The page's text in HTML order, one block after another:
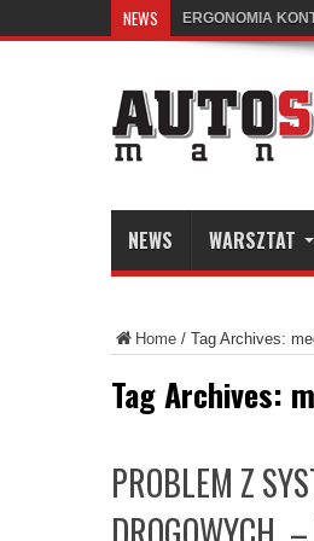
NEWS ERGONOMIA
NEWS WARSZTAT
Home / Tag Archives:
Tag Archives:
PROBLEM Z